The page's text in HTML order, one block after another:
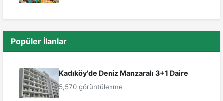
Popüler İlanlar
Kadıköy'de Deniz Manzaralı 3+1 Daire
5,570 görüntülenme